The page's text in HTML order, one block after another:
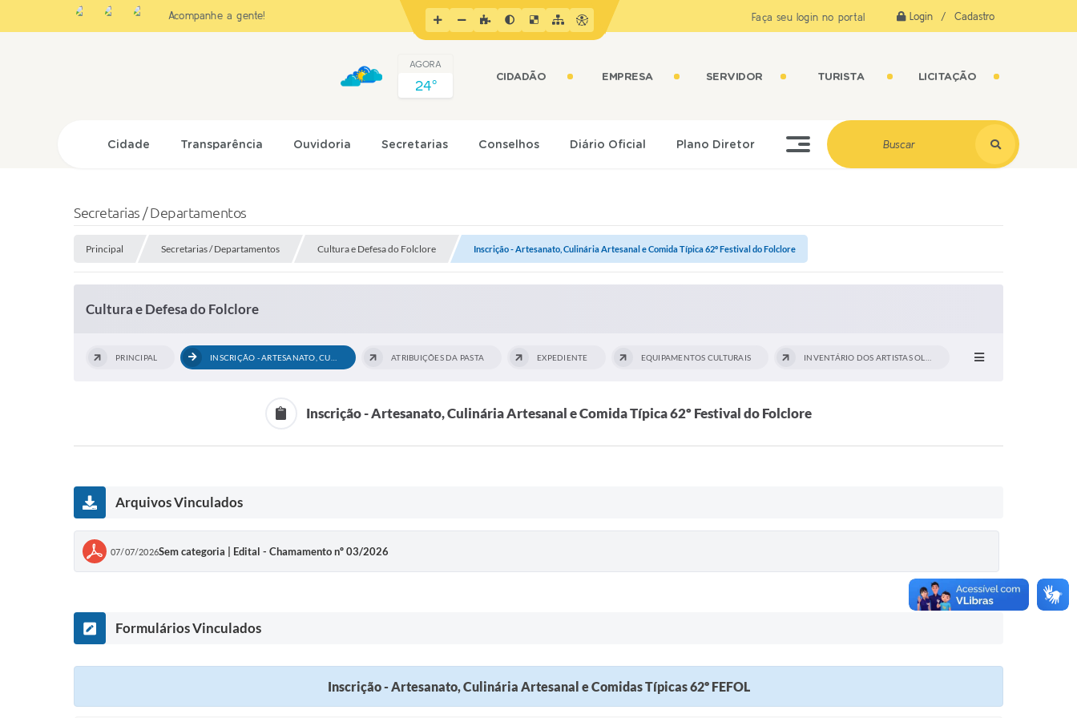
Faça seu login no portal Login / Cadastro
Acompanhe a gente!
CIDADÃO EMPRESA SERVIDOR TURISTA LICITAÇÃO
AGORA
24º
Cidade Transparência Ouvidoria Secretarias Conselhos Diário Oficial Plano Diretor
Secretarias / Departamentos
Principal Secretarias / Departamentos Cultura e Defesa do Folclore Inscrição - Artesanato, Culinária Artesanal e Comida Típica 62º Festival do Folclore
Cultura e Defesa do Folclore
PRINCIPAL ATRIBUIÇÕES DA PASTA EXPEDIENTE EQUIPAMENTOS CULTURAIS
Inscrição - Artesanato, Culinária Artesanal e Comida Típica 62º Festival do Folclore
Arquivos Vinculados
07/07/2026Sem categoria | Edital - Chamamento nº 03/2026
Formulários Vinculados
Inscrição - Artesanato, Culinária Artesanal e Comidas Típicas 62º FEFOL